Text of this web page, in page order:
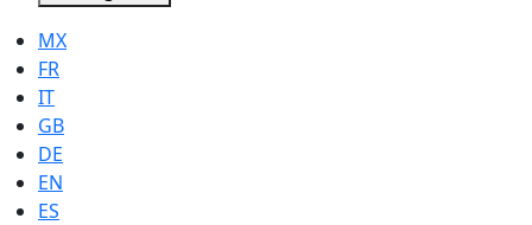
MX
FR
IT
GB
DE
EN
ES